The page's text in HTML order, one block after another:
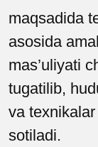
maqsadida
asosida
mas’uliyati
tugatilib,
va
sotiladi.